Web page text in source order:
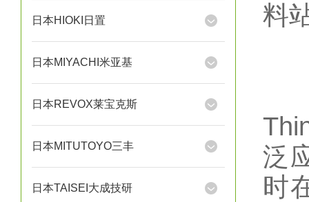
日本HIOKI日置
日本MIYACHI米亚基
日本REVOX莱宝克斯
日本MITUTOYO三丰
日本TAISEI大成技研
料
泛
时